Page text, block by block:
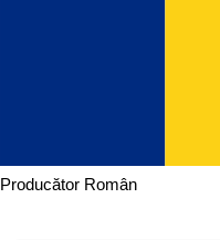
Producător Român